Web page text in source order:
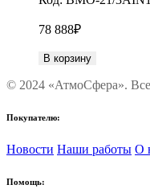
78 888₽
В корзину
© 2024 «АтмоСфера».
Покупателю:
Новости Наши работы О
Помощь: